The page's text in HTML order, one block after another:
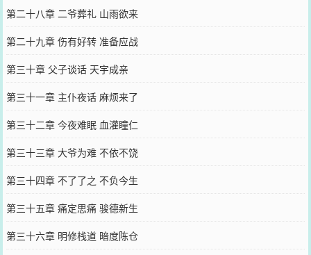
第二十八章 二爷葬礼 山雨欲来
第二十九章 伤有好转 准备应战
第三十章 父子谈话 天宇成亲
第三十一章 主仆夜话 麻烦来了
第三十二章 今夜难眠 血灌瞳仁
第三十三章 大爷为难 不依不饶
第三十四章 不了了之 不负今生
第三十五章 痛定思痛 骏德新生
第三十六章 明修栈道 暗度陈仓